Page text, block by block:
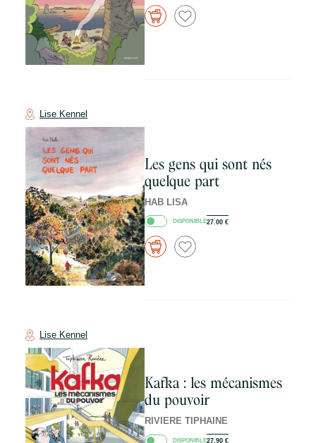
Lise Kennel
Les gens qui sont nés
quelque part
HAB LISA
DISPONIBLE27.00 €
Lise Kennel
Kafka : les mécanismes
du pouvoir
RIVIERE TIPHAINE
DISPONIBLE27.90 €